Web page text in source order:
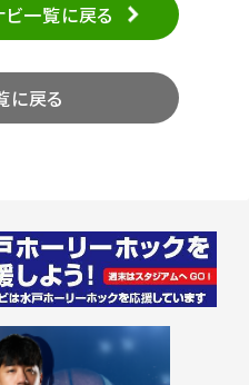
ビ一覧に戻る
に戻る